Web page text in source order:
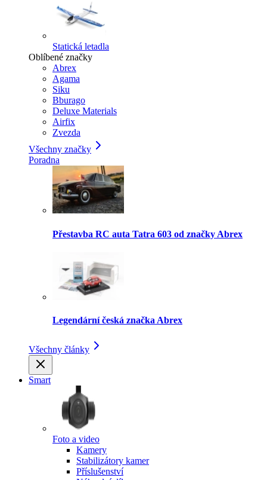
Statická letadla
Oblíbené značky
Abrex
Agama
Siku
Bburago
Deluxe Materials
Airfix
Zvezda
Všechny značky
Poradna
Přestavba RC auta Tatra 603 od značky Abrex
Legendární česká značka Abrex
Všechny články
Smart
Foto a video
Kamery
Stabilizátory kamer
Příslušenství